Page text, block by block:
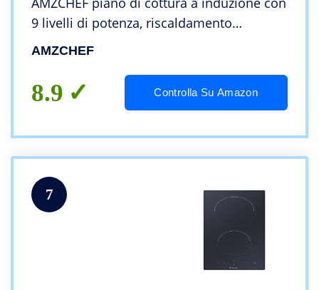
9 livelli di potenza, riscaldamento
intermittente, dispositivo di sicurezza
3300W
AMZCHEF
8.9 Controlla Su Amazon
7